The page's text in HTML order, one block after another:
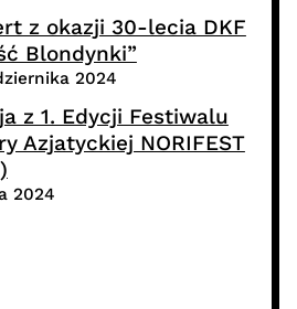
z okazji 30-lecia DKF
Blondynki”
2024
z 1. Edycji Festiwalu
Azjatyckiej NORIFEST
2024